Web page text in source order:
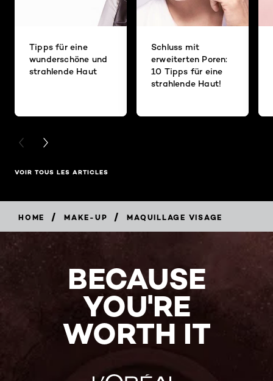
Tipps für eine
wunderschöne und
strahlende Haut
Schluss mit
erweiterten Poren:
10 Tipps für eine
strahlende Haut!
PREVIOUS CARD
NEXT CARD
VOIR TOUS LES ARTICLES
HOME / MAKE-UP / MAQUILLAGE VISAGE
BECAUSE
YOU'RE
WORTH IT